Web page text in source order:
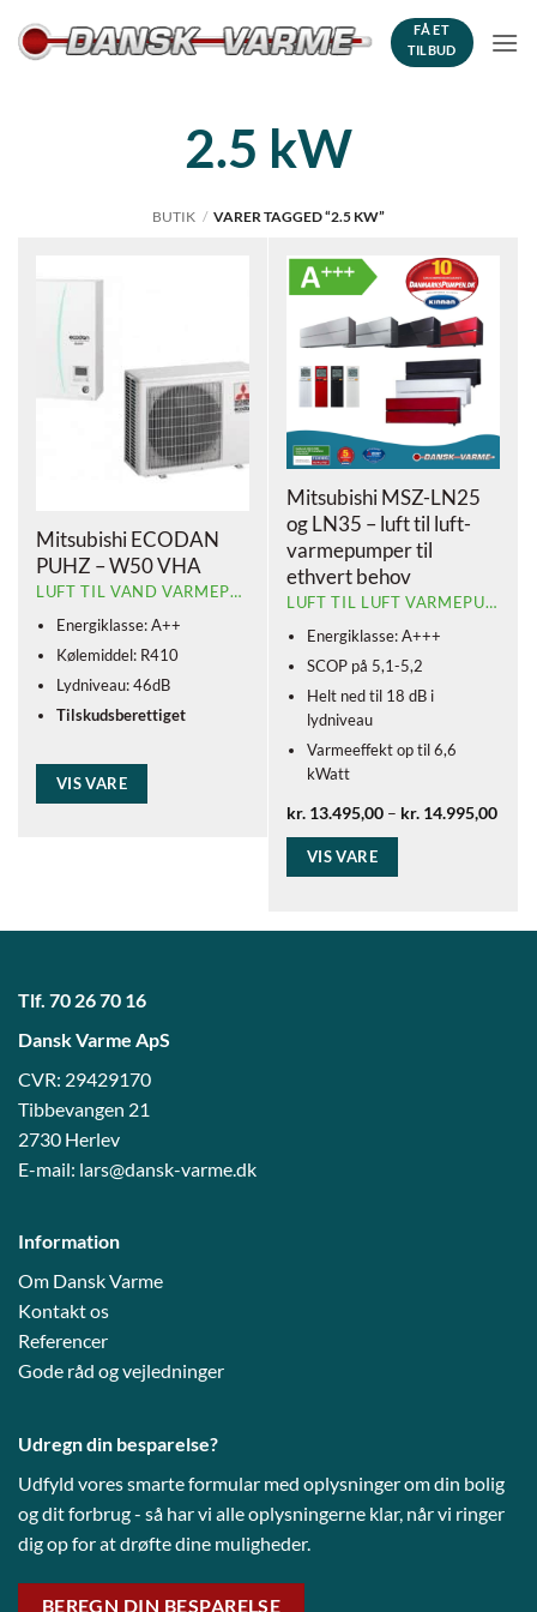
FÅ ET
TILBUD
2.5 kW
BUTIK / VARER TAGGED “2.5 KW”
Mitsubishi ECODAN
PUHZ – W50 VHA
LUFT TIL VAND VARMEPUMPE
Energiklasse: A++
Kølemiddel: R410
Lydniveau: 46dB
Tilskudsberettiget
VIS VARE
Mitsubishi MSZ-LN25
og LN35 – luft til luft-
varmepumper til
ethvert behov
LUFT TIL LUFT VARMEPUMPE
Energiklasse: A+++
SCOP på 5,1-5,2
Helt ned til 18 dB i
lydniveau
Varmeeffekt op til 6,6
kWatt
kr. 13.495,00 – kr. 14.995,00
VIS VARE
varianter.
Tlf. 70 26 70 16
Dansk Varme ApS
CVR: 29429170
Tibbevangen 21
2730 Herlev
E-mail: lars@dansk-varme.dk
Information
Om Dansk Varme
Kontakt os
Referencer
Gode råd og vejledninger
Udregn din besparelse?
Udfyld vores smarte formular med oplysninger om din bolig
og dit forbrug - så har vi alle oplysningerne klar, når vi ringer
dig op for at drøfte dine muligheder.
BEREGN DIN BESPARELSE